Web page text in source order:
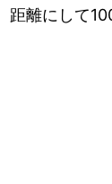
距離にして